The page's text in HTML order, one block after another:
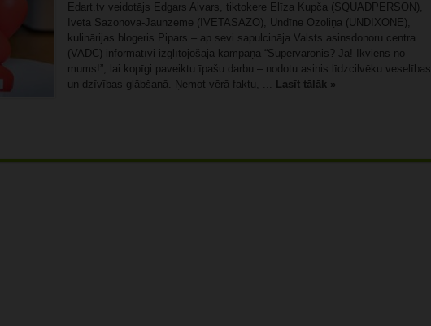
Edart.tv veidotājs Edgars Aivars, tiktokere Elīza Kupča (SQUADPERSON),
Iveta Sazonova-Jaunzeme (IVETASAZO), Undīne Ozoliņa (UNDIXONE),
kulinārijas blogeris Pipars – ap sevi sapulcināja Valsts asinsdonoru centra
(VADC) informatīvi izglītojošajā kampaņā “Supervaronis? Jā! Ikviens no
mums!”, lai kopīgi paveiktu īpašu darbu – nodotu asinis līdzcilvēku veselības
un dzīvības glābšanā. Ņemot vērā faktu, ... Lasīt tālāk »